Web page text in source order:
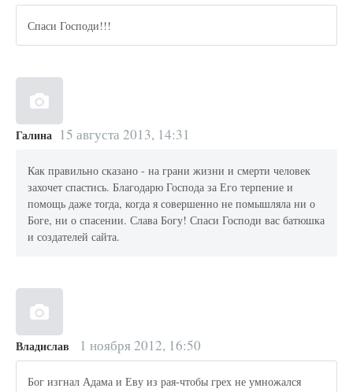
Спаси Господи!!!
Галина 15 августа 2013, 14:31
Как правильно сказано - на грани жизни и смерти человек
захочет спастись. Благодарю Господа за Его терпение и
помощь даже тогда, когда я совершенно не помышляла ни о
Боге, ни о спасении. Слава Богу! Спаси Господи вас батюшка
и создателей сайта.
Владислав 1 ноября 2012, 16:50
Бог изгнал Адама и Еву из рая-чтобы грех не умножался